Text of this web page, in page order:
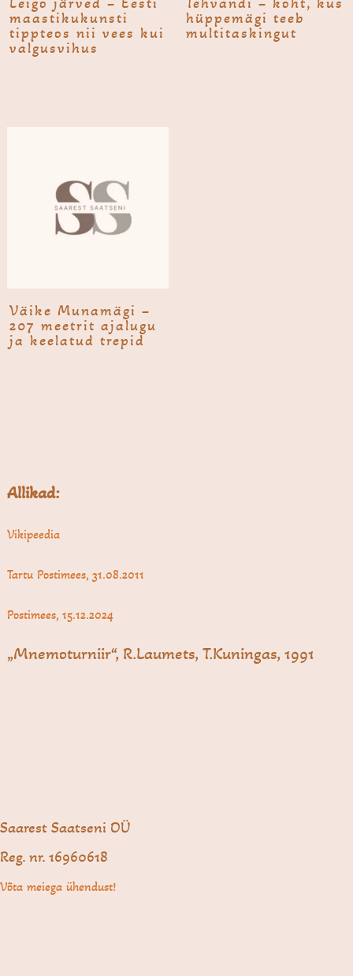
maastikukunsti
tippteos nii vees kui
valgusvihus
hüppemägi teeb
multi­taskingut
Väike Muna­mägi –
207 meetrit ajalugu
ja keelatud trepid
Allikad:
Vikipeedia
Tartu Postimees, 31.08.2011
Postimees, 15.12.2024
„Mnemoturniir“, R.Laumets, T.Kuningas, 1991
Saarest Saatseni OÜ
Reg. nr. 16960618
Võta meiega ühendust!